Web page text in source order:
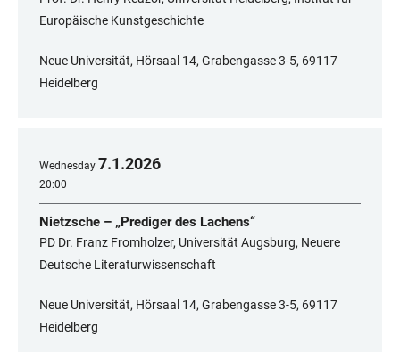
Europäische Kunstgeschichte
Neue Universität, Hörsaal 14, Grabengasse 3-5, 69117
Heidelberg
Wednesday 7.1.2026
20:00
Nietzsche – „Prediger des Lachens“
PD Dr. Franz Fromholzer, Universität Augsburg, Neuere
Deutsche Literaturwissenschaft
Neue Universität, Hörsaal 14, Grabengasse 3-5, 69117
Heidelberg